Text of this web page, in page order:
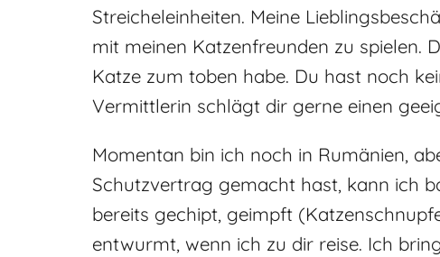
Streicheleinheiten. Meine
mit meinen Katzenfreunden zu spielen.
Katze zum toben habe. Du hast noch
Vermittlerin schlägt dir gerne einen
Momentan bin ich noch in Rumänien,
Schutzvertrag gemacht hast, kann ich
bereits gechipt, geimpft
entwurmt, wenn ich zu dir reise. Ich